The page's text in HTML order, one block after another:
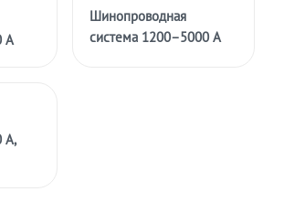
А
Шинопроводная
система 1200–5000 А
А,